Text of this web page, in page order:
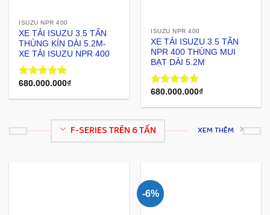
ISUZU NPR 400
XE TẢI ISUZU 3.5 TẤN
THÙNG KÍN DÀI 5.2M-
XE TẢI ISUZU NPR 400
Rated5.00
680.000.000₫
ISUZU NPR 400
XE TẢI ISUZU 3.5 TẤN
NPR 400 THÙNG MUI
BẠT DÀI 5.2M
Rated5.00
680.000.000₫
F-SERIES TRÊN 6 TẤN XEM THÊM
-6%